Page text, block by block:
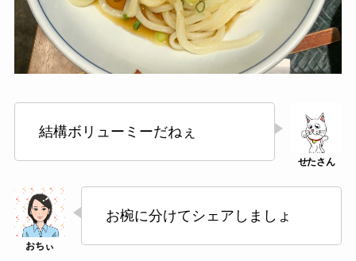
結構ボリューミーだねぇ
お椀に分けてシェアしましょ